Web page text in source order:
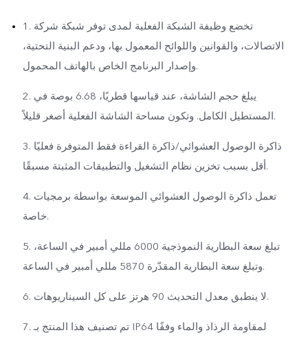
1. تخضع وظيفة الشبكة الفعلية لمدى توفر شبكة شركة
الاتصالات، والقوانين واللوائح المعمول بها، ودعم البنية التحتية،
وإصدار البرنامج الخاص بالهاتف المحمول.
2. يبلغ حجم الشاشة، عند قياسها قطريًا، 6.68 بوصة في
المستطيل الكامل. وتكون مساحة الشاشة الفعلية أصغر قليلاً.
3. ذاكرة الوصول العشوائي/ذاكرة القراءة فقط المتوفرة فعليًا
أقل بسبب تخزين نظام التشغيل والتطبيقات المثبتة مسبقًا.
4. تعمل ذاكرة الوصول العشوائي الموسعة بواسطة برمجيات
خاصة.
5. تبلغ سعة البطارية النموذجية 6000 مللي أمبير في الساعة،
وتبلغ سعة البطارية المقدّرة 5870 مللي أمبير في الساعة.
6. لا ينطبق معدل التحديث 90 هرتز على كل السيناريوهات.
7. تم تصنيف هذا المنتج بـ IP64 لمقاومة الرذاذ والماء وفقًا